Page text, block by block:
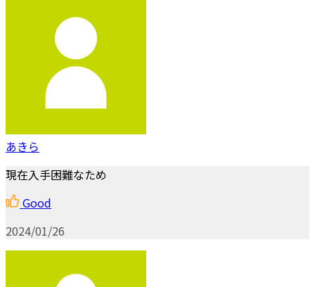
あきら
現在入手困難なため
Good
2024/01/26